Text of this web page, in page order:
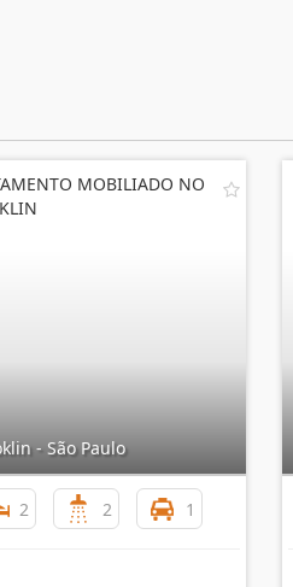
MOBILIADO NO
- São Paulo
2 2 1